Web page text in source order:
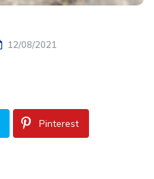
12/08/2021
Pinterest